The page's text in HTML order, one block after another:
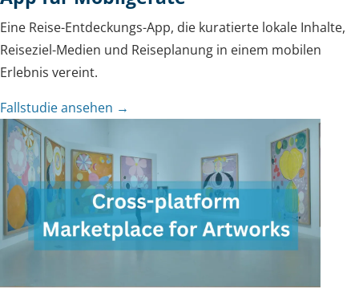
Eine Reise-Entdeckungs-App, die kuratierte lokale Inhalte,
Reiseziel-Medien und Reiseplanung in einem mobilen
Erlebnis vereint.
Fallstudie ansehen →